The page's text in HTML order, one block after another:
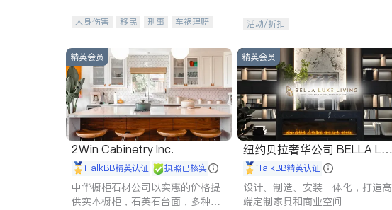
人身伤害 移民 刑事
车祸理赔
商标注册
索赔 律师-其它 保释
活动/折扣
精英会员
2Win Cabinetry Inc.
iTalkBB精英认证 执照已核实
中华橱柜石材公司以实惠的价格提
供实木橱柜，石英石台面，多种优
精英会员
纽约贝拉奢华公司 BELLA LUX
E iTalkBB精英认证
设计、制造、安装一体化，打造高
端定制家具和商业空间